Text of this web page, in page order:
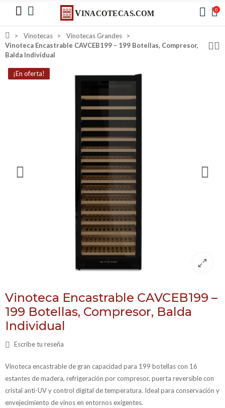
0
Vinotecas
Vinotecas Grandes
Vinoteca Encastrable CAVCEB199 – 199 Botellas, Compresor,
Balda Individual
¡En oferta!
Vinoteca Encastrable CAVCEB199 –
199 Botellas, Compresor, Balda
Individual
Escribe tu reseña
Vinoteca encastrable de gran capacidad para 199 botellas con 16
estantes de madera, refrigeración por compresor, puerta reversible con
cristal anti-UV y control digital de temperatura. Ideal para conservación y
envejecimiento de vinos en entornos exigentes.